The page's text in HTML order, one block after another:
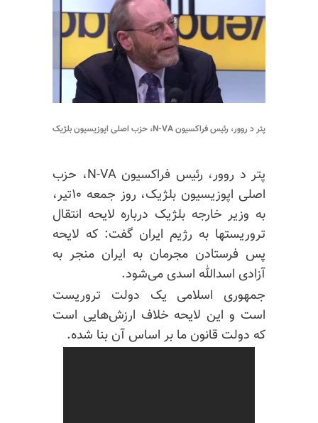
پتر د روور، رئیس فراکسیون N-VA، حزب اصلی اپوزیسیون بلژیک
پتر د روور، رئیس فراکسیون N-VA، حزب
اصلی اپوزیسیون بلژیک، روز جمعه ۱۰تیر،
به وزیر خارجه بلژیک درباره لایحه انتقال
تروریستها به رژیم ایران گفت: که لایحه
پس‌ فرستادن مجرمان به ایران منجر به
آزادی اسدالله اسدی می‌شود.
جمهوری اسلامی یک دولت تروریست
است و این لایحه خلاف ارزش‌هایی است
که دولت قانون ما بر اساس آن بنا شده.